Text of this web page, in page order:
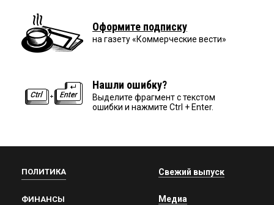
Оформите подписку
на газету «Коммерческие вести»
Нашли ошибку?
Выделите фрагмент с текстом
ошибки и нажмите Ctrl + Enter.
ПОЛИТИКА
ФИНАНСЫ
Свежий выпуск
Медиа